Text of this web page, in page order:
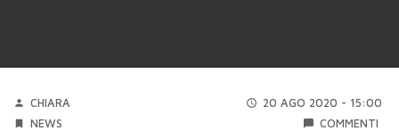
CHIARA
20 AGO 2020 - 15:00
NEWS
COMMENTI